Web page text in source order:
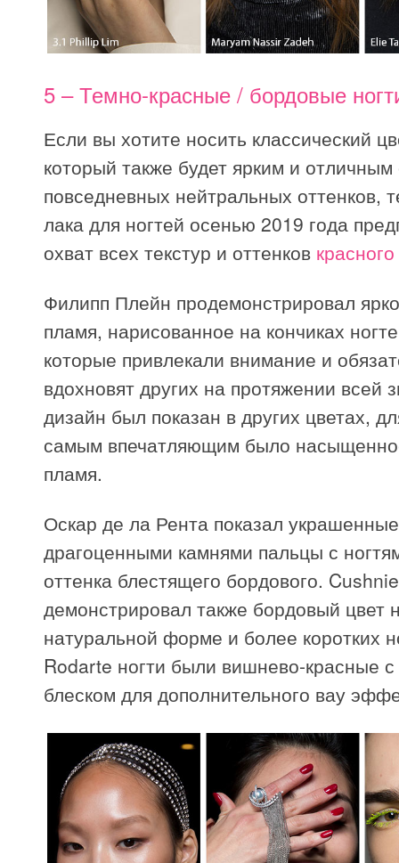
5 – Темно-красные / бордовые
Если вы хотите носить классический
который также будет ярким и отличным
повседневных нейтральных оттенков,
лака для ногтей осенью 2019 года
охват всех текстур и оттенков
Филипп Плейн продемонстрировал
пламя, нарисованное на кончиках
которые привлекали внимание и
вдохновят других на протяжении всей
дизайн был показан в других цветах,
самым впечатляющим было
пламя.
Оскар де ла Рента показал украшенные
драгоценными камнями пальцы с
оттенка блестящего бордового. Cushnie
демонстрировал также бордовый цвет
натуральной форме и более коротких
Rodarte ногти были вишнево-красные с
блеском для дополнительного вау